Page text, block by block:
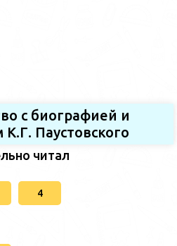
с биографией и
К.Г. Паустовского
читал
4